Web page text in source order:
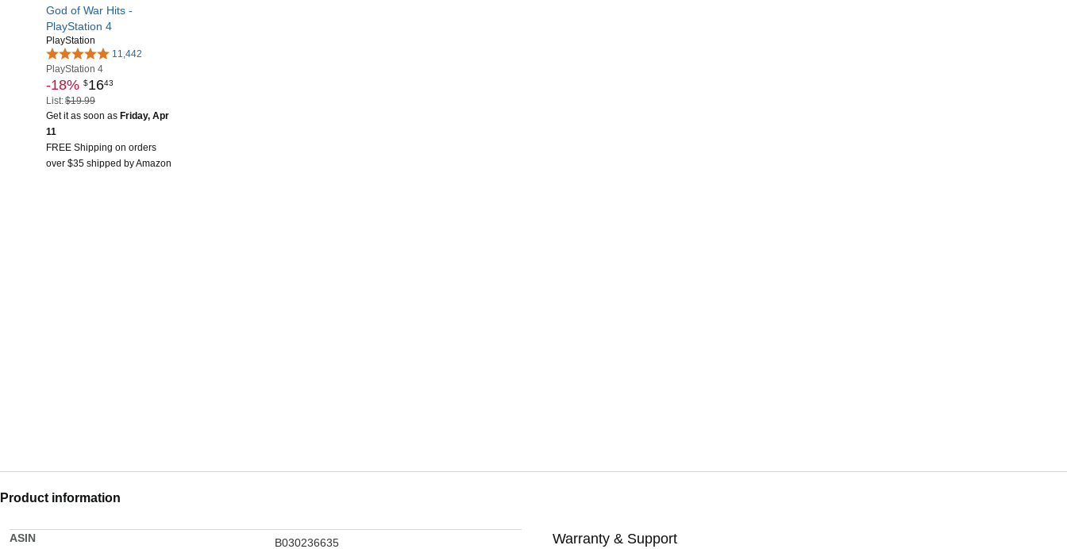
God of War Hits -
PlayStation 4
PlayStation
11,442
PlayStation 4
-18% $1643
List:$19.99
Get it as soon as Friday, Apr
11
FREE Shipping on orders
over $35 shipped by Amazon
Product information
ASIN
B030236635
Warranty & Support